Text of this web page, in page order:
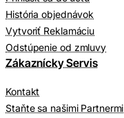
História objednávok
Vytvoriť Reklamáciu
Odstúpenie od zmluvy
Zákaznícky Servis
Kontakt
Staňte sa našimi Partnermi